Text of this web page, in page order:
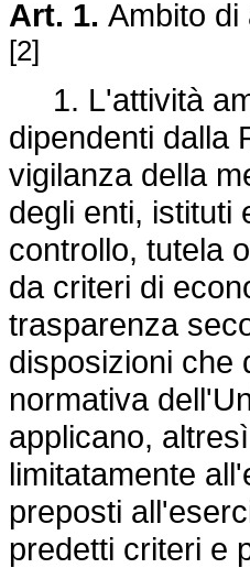
Art. 1. Ambito di
[2]
1. L'attività
dipendenti dalla
vigilanza della
degli enti, istituti
controllo, tutela
da criteri di
trasparenza
disposizioni che
normativa
applicano,
limitatamente
preposti
predetti criteri e